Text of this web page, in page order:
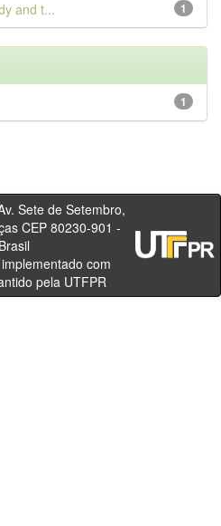
1
and t...
1
Setembro,
CEP 80230-901 -
PR - Brasil
com
pela UTFPR